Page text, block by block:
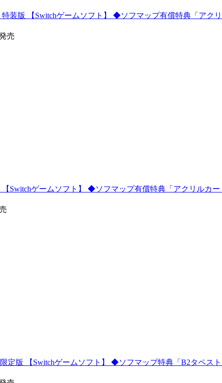
特装版 【Switchゲームソフト】 ◆ソフマップ有償特典「アク
売
【Switchゲームソフト】 ◆ソフマップ有償特典「アクリルカー
定版 【Switchゲームソフト】 ◆ソフマップ特典「B2タペスト